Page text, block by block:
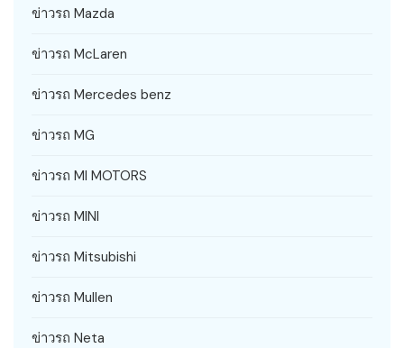
ข่าวรถ Mazda
ข่าวรถ McLaren
ข่าวรถ Mercedes benz
ข่าวรถ MG
ข่าวรถ MI MOTORS
ข่าวรถ MINI
ข่าวรถ Mitsubishi
ข่าวรถ Mullen
ข่าวรถ Neta